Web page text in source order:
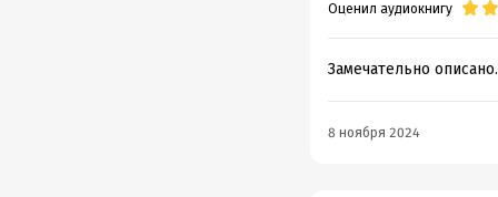
Оценил аудиокнигу
Замечательно
8 ноября 2024